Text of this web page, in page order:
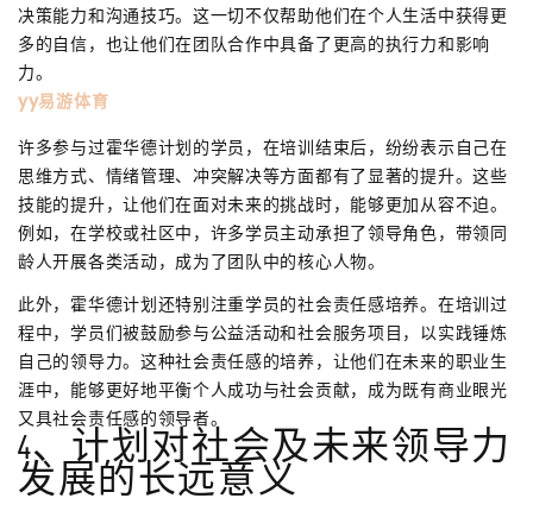
决策能力和沟通技巧。这一切不仅帮助他们在个人生活中获得更
多的自信，也让他们在团队合作中具备了更高的执行力和影响
力。
yy易游体育
许多参与过霍华德计划的学员，在培训结束后，纷纷表示自己在
思维方式、情绪管理、冲突解决等方面都有了显著的提升。这些
技能的提升，让他们在面对未来的挑战时，能够更加从容不迫。
例如，在学校或社区中，许多学员主动承担了领导角色，带领同
龄人开展各类活动，成为了团队中的核心人物。
此外，霍华德计划还特别注重学员的社会责任感培养。在培训过
程中，学员们被鼓励参与公益活动和社会服务项目，以实践锤炼
自己的领导力。这种社会责任感的培养，让他们在未来的职业生
涯中，能够更好地平衡个人成功与社会贡献，成为既有商业眼光
又具社会责任感的领导者。
4、计划对社会及未来领导力
发展的长远意义